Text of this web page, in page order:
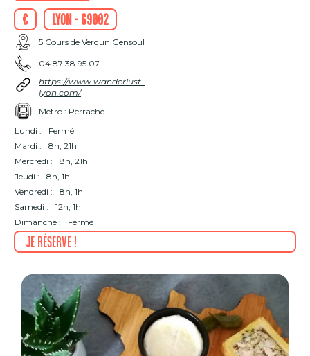
€
Lyon - 69002
5 Cours de Verdun Gensoul
04 87 38 95 07
https://www.wanderlust-
lyon.com/
Métro : Perrache
Lundi :
Fermé
Mardi :
8h, 21h
Mercredi :
8h, 21h
Jeudi :
8h, 1h
Vendredi :
8h, 1h
Samedi :
12h, 1h
Dimanche :
Fermé
Je réserve !